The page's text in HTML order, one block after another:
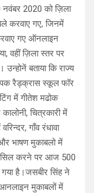
2020 को ज़िला
करवाए गए, जिनमें
गए ऑनलाइन
वहीं ज़िला स्तर पर
उन्होनें बताया कि राज्य
रैड्क्रास स्कूल फॉर
में गीतेश मढोक
चित्रकारी में
गाँव रंधावा
भाषण मुकाबलो में
करने पर आज 500
है।जसबीर सिंह ने
मुकाबलों में